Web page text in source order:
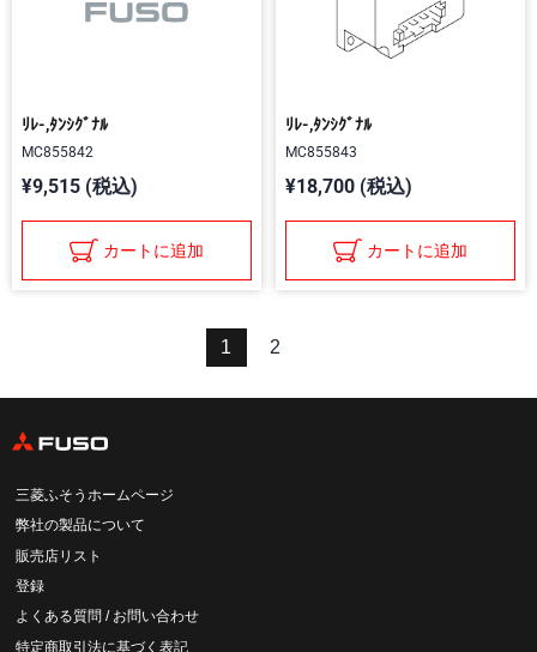
ﾘﾚ-,ﾀﾝｼｸﾞﾅﾙ
MC855842
¥9,515 (税込)
カートに追加
ﾘﾚ-,ﾀﾝｼｸﾞﾅﾙ
MC855843
¥18,700 (税込)
カートに追加
1 2
三菱ふそうホームページ
弊社の製品について
販売店リスト
登録
よくある質問 / お問い合わせ
特定商取引法に基づく表記